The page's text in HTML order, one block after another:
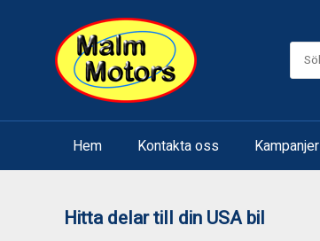
Hem Kontakta oss Kampanjer
Hitta delar till din USA bil